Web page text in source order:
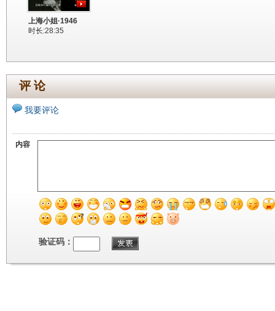
上海小姐·1946
时长:28:35
评 论
我要评论
内容
验证码：